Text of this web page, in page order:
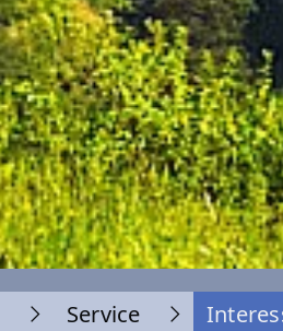
Service